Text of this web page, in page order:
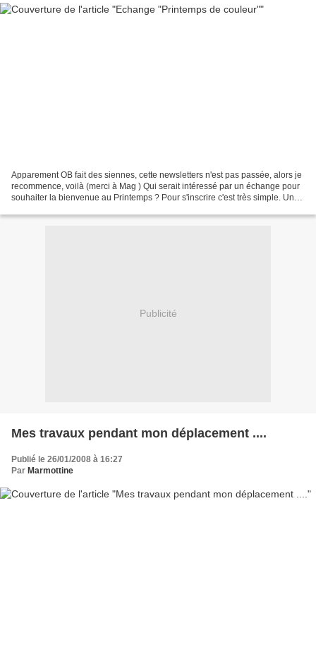
Apparement OB fait des siennes, cette newsletters n'est pas passée, alors je
recommence, voilà (merci à Mag ) Qui serait intéressé par un échange pour
souhaiter la bienvenue au Printemps ? Pour s'inscrire c'est très simple. Un
Publicité
Mes travaux pendant mon déplacement ....
Publié le 26/01/2008 à 16:27
Par Marmottine